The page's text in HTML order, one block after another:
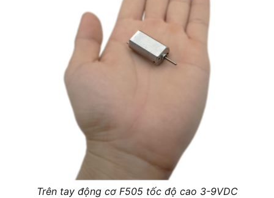
Trên tay động cơ F505 tốc độ cao 3-9VDC